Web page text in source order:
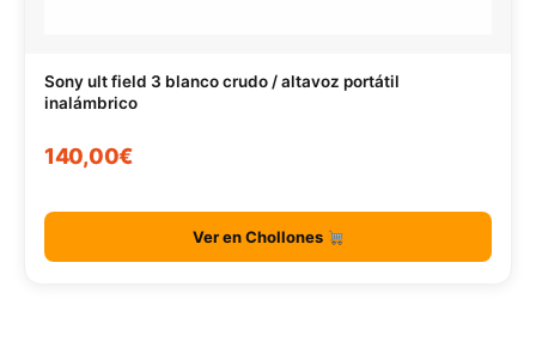
Sony ult field 3 blanco crudo / altavoz portátil
inalámbrico
140,00€
Ver en Chollones